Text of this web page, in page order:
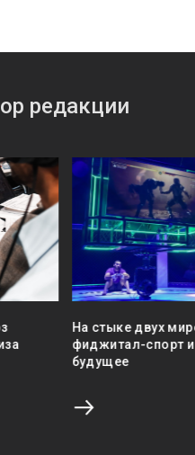
редакции
На стыке двух
фиджитал-спорт
будущее